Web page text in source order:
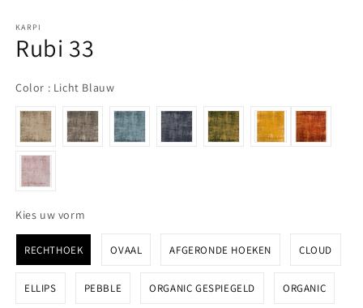
KARPI
Rubi 33
Color : Licht BlauwColor
Kies uw vorm
RECHTHOEK OVAAL AFGERONDE HOEKEN CLOUD
ELLIPS PEBBLE ORGANIC GESPIEGELD ORGANIC